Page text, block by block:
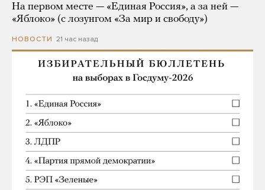
На первом месте — «Единая Россия», а за ней —
«Яблоко» (с лозунгом «За мир и свободу»)
НОВОСТИ 21 час назад